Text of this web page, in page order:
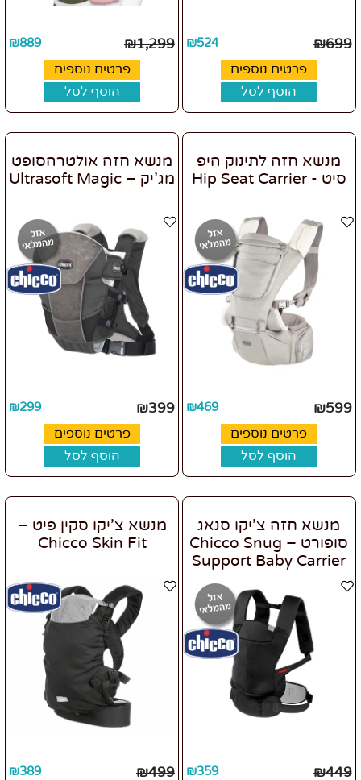
₪699
₪524
פרטים נוספים
הוסף לסל
₪1,299
₪889
פרטים נוספים
הוסף לסל
מנשא חזה לתינוק היפ
סיט - Hip Seat Carrier
₪599
₪469
פרטים נוספים
הוסף לסל
מנשא חזה אולטרהסופט
מג’יק – Ultrasoft Magic
₪399
₪299
פרטים נוספים
הוסף לסל
מנשא חזה צ’יקו סנאג
סופורט – Chicco Snug
Support Baby Carrier
₪449
₪359
מנשא צ’יקו סקין פיט –
Chicco Skin Fit
₪499
₪389